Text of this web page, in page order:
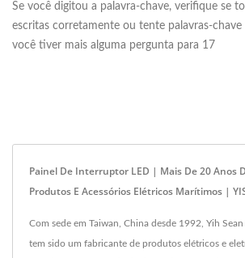
Se você digitou a palavra-chave, verifique se
escritas corretamente ou tente palavras-
você tiver mais alguma pergunta para 17
Painel De Interruptor LED | Mais De 20 Anos
Produtos E Acessórios Elétricos Marítimos |
Com sede em Taiwan, China desde 1992, Yih Sean
tem sido um fabricante de produtos elétricos e